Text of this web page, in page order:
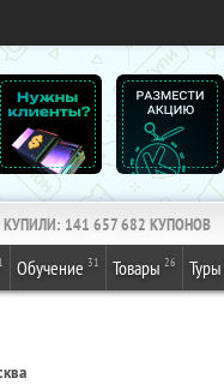
КУПИЛИ: 141 657 684 КУПОНОВ
1 Обучение 31 Товары 26 Туры